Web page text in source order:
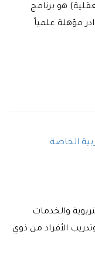
هو برنامج
مؤهلة علمياً
والخدمات
الأفراد من ذوي